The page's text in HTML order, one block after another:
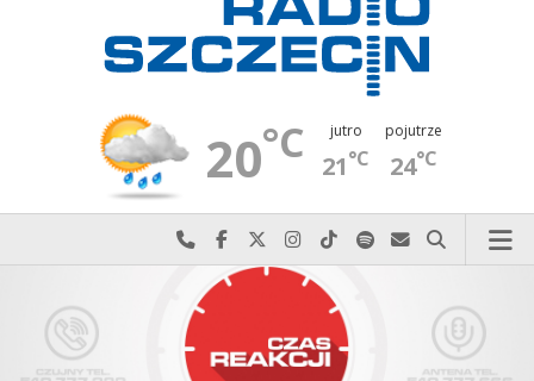
20°C jutro
21°C
pojutrze
24°C
Najlepiej po prostu do nas zadzwoń
Odwiedź nas na Facebook-u
Odwiedź nas na X
Odwiedź nas na Instagram-ie
Odwiedź nas na TikTok-u
Szukaj nas na Spotify
Wyślij do nas
Szukaj